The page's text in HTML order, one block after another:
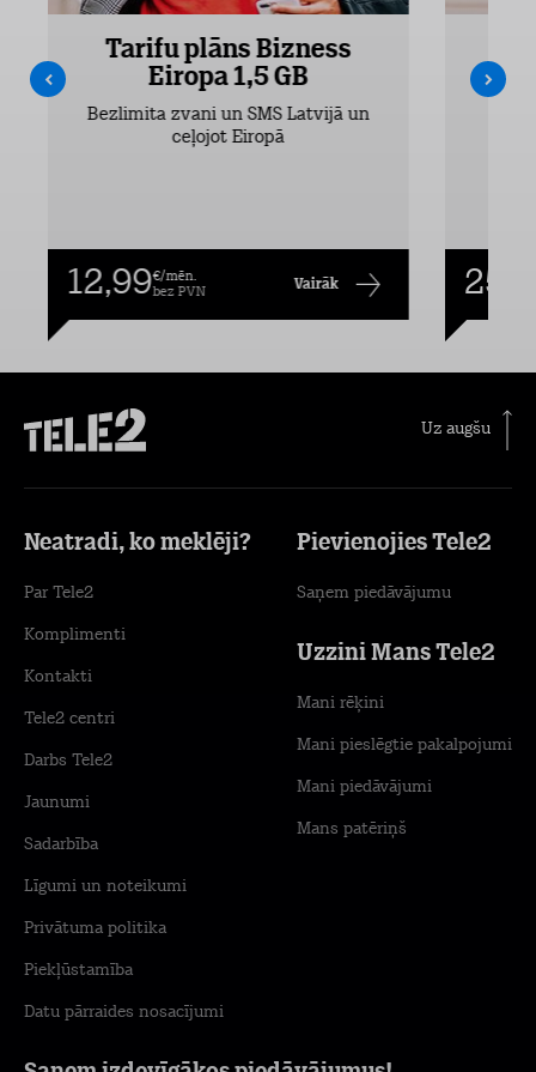
Tarifu plāns Bizness
Eiropa 1,5 GB
Bezlimita zvani un SMS Latvijā un
ceļojot Eiropā
12,99€/mēn.
bez PVN
Vairāk
Uz augšu
Neatradi, ko meklēji?
Par Tele2
Komplimenti
Kontakti
Tele2 centri
Darbs Tele2
Jaunumi
Sadarbība
Līgumi un noteikumi
Privātuma politika
Piekļūstamība
Datu pārraides nosacījumi
Pievienojies Tele2
Saņem piedāvājumu
Uzzini Mans Tele2
Mani rēķini
Mani pieslēgtie pakalpojumi
Mani piedāvājumi
Mans patēriņš